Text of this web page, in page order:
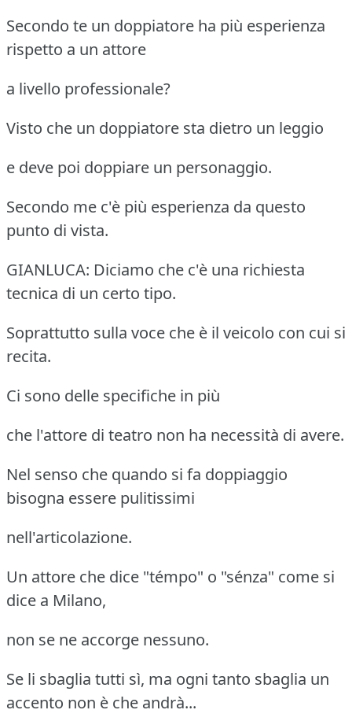
Secondo te un doppiatore ha più esperienza
rispetto a un attore
a livello professionale?
Visto che un doppiatore sta dietro un leggio
e deve poi doppiare un personaggio.
Secondo me c'è più esperienza da questo
punto di vista.
GIANLUCA: Diciamo che c'è una richiesta
tecnica di un certo tipo.
Soprattutto sulla voce che è il veicolo con cui si
recita.
Ci sono delle specifiche in più
che l'attore di teatro non ha necessità di avere.
Nel senso che quando si fa doppiaggio
bisogna essere pulitissimi
nell'articolazione.
Un attore che dice "témpo" o "sénza" come si
dice a Milano,
non se ne accorge nessuno.
Se li sbaglia tutti sì, ma ogni tanto sbaglia un
accento non è che andrà...